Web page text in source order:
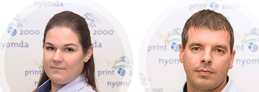
Szigeti Szilvia
Gyártás-előkészítő
+36 30 695 35 57
Hegyi Csaba
Gyártás-előkészítő
+36 30 681 55 06